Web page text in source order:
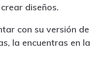
diseños.
con su versión de
la encuentras en la